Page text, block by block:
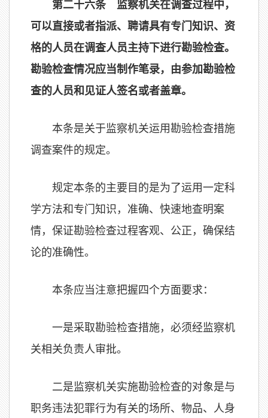
第二十六条 监察机关在调查过程中，
可以直接或者指派、聘请具有专门知识、资
格的人员在调查人员主持下进行勘验检查。
勘验检查情况应当制作笔录，由参加勘验检
查的人员和见证人签名或者盖章。
本条是关于监察机关运用勘验检查措施
调查案件的规定。
规定本条的主要目的是为了运用一定科
学方法和专门知识，准确、快速地查明案
情，保证勘验检查过程客观、公正，确保结
论的准确性。
本条应当注意把握四个方面要求：
一是采取勘验检查措施，必须经监察机
关相关负责人审批。
二是监察机关实施勘验检查的对象是与
职务违法犯罪行为有关的场所、物品、人身